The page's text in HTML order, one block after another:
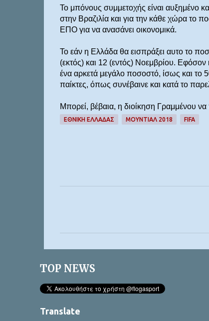
Το μπόνους συμμετοχής είναι αυξημένο
στην Βραζιλία και για την κάθε χώρα το
ΕΠΟ για να ανασάνει οικονομικά.
Το εάν η Ελλάδα θα εισπράξει αυτο το
(εκτός) και 12 (εντός) Νοεμβρίου. Εφόσον
ένα αρκετά μεγάλο ποσοστό, ίσως και το
παίκτες, όπως συνέβαινε και κατά το
Μπορεί, βέβαια, η διοίκηση Γραμμένου
ΕΘΝΙΚΗ ΕΛΛΑΔΑΣ ΜΟΥΝΤΙΆΛ 2018 FIFA
α
TOP NEWS
Translate